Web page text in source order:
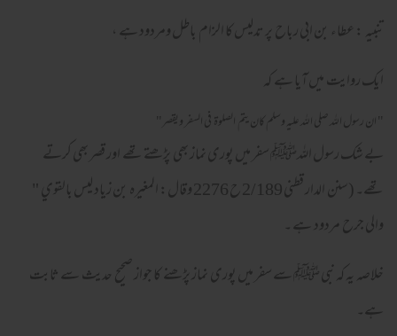
تنبیہ : عطاء بن ابی رباح پر تدلیس کا الزام باطل ومردود ہے ،
ایک روایت میں آیا ہے کہ
" ان رسول الله صلي الله عليه وسلم كان يتم الصلوة في السفر ويقصر"
بے شک رسول اللہﷺ سفر میں پوری نماز بھی پڑھتے تھے اور قصر بھی کرتے
تھے۔ (سنن الدار قطنی 2/189 ح 2276 وقال: المغيره بن زياد ليس بالقوي "
والی جرح مردود ہے ۔
خلاصہ یہ کہ نبی ﷺ سے سفر میں پوری نماز پڑھنے کا جواز صحیح حدیث سے ثابت
ہے۔